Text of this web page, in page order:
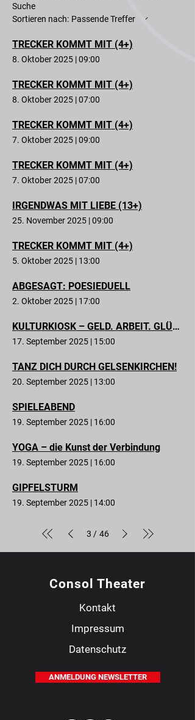
Suche
Sortieren nach: Passende Treffer
TRECKER KOMMT MIT (4+)
8. Oktober 2025 |09:00
TRECKER KOMMT MIT (4+)
8. Oktober 2025 |07:00
TRECKER KOMMT MIT (4+)
7. Oktober 2025 |09:00
TRECKER KOMMT MIT (4+)
7. Oktober 2025 |07:00
IRGENDWAS MIT LIEBE (13+)
25. November 2025 |09:00
TRECKER KOMMT MIT (4+)
5. Oktober 2025 | 13:00
ABGESAGT: POESIEDUELL
2. Oktober 2025 | 17:00
KULTURKIOSK – GELD. ARBEIT. GLÜCK.
17. September 2025 | 15:00
TANZ DICH DURCH GELSENKIRCHEN!
20. September 2025 | 13:00
SPIELEABEND
19. September 2025 | 16:00
YOGA – die Kunst der Verbindung
19. September 2025 | 16:00
GIPFELSTURM
19. September 2025 | 14:00
3 / 46
Consol Theater
Kontakt
Impressum
Datenschutz
ANMELDUNG NEWSLETTER